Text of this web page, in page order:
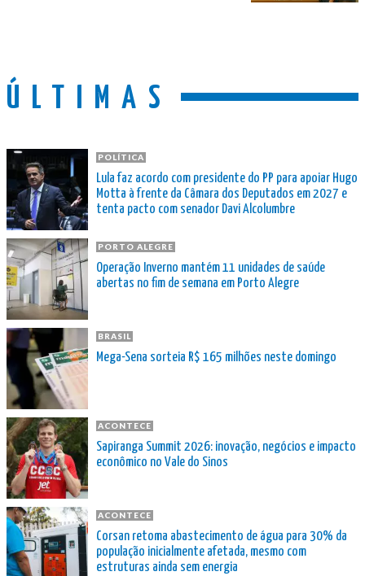
ÚLTIMAS
POLÍTICA
Lula faz acordo com presidente do PP para apoiar Hugo
Motta à frente da Câmara dos Deputados em 2027 e
tenta pacto com senador Davi Alcolumbre
PORTO ALEGRE
Operação Inverno mantém 11 unidades de saúde
abertas no fim de semana em Porto Alegre
BRASIL
Mega-Sena sorteia R$ 165 milhões neste domingo
ACONTECE
Sapiranga Summit 2026: inovação, negócios e impacto
econômico no Vale do Sinos
ACONTECE
Corsan retoma abastecimento de água para 30% da
população inicialmente afetada, mesmo com
estruturas ainda sem energia